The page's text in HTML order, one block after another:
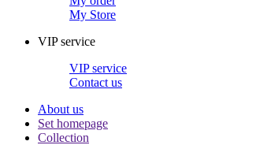
My Store
VIP service
VIP service
Contact us
About us
Set homepage
Collection